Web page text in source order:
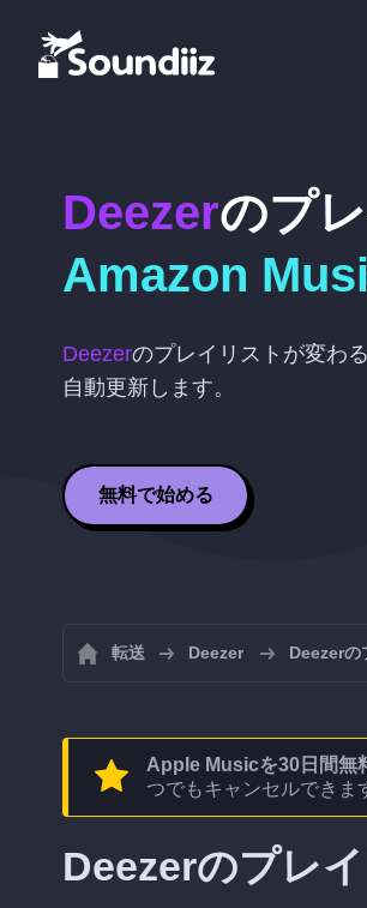
Deezerのプ
Amazon
Deezerのプレイリストが変わる
自動更新します。
無料で始める
転送 Deezer Deezerの
Apple Musicを30日間無
つでもキャンセルできま
Deezerのプレ